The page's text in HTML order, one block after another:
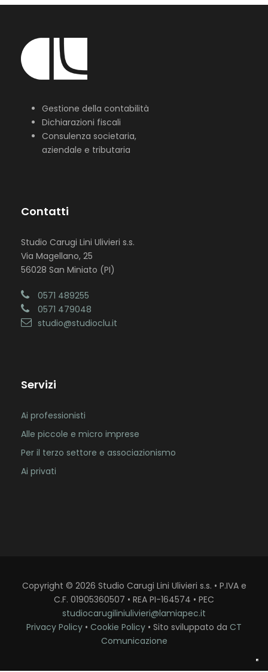
Gestione della contabilità
Dichiarazioni fiscali
Consulenza societaria,
aziendale e tributaria
Contatti
Studio Carugi Lini Ulivieri s.s.
Via Magellano, 25
56028 San Miniato (PI)
0571 489255
0571 479048
studio@studioclu.it
Servizi
Ai professionisti
Alle piccole e micro imprese
Per il terzo settore e associazionismo
Ai privati
Copyright © 2026 Studio Carugi Lini Ulivieri s.s. • P.IVA e
C.F. 01905360507 • REA PI-164574 • PEC
studiocarugiliniulivieri@lamiapec.it
Privacy Policy • Cookie Policy • Sito sviluppato da CT
Comunicazione